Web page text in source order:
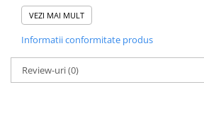
Versatilitate
a adăuga un accent special la mesele
creații handmade.
Cărlice decorative din lemn și fetru sunt o
pentru a adăuga un strop de farmec
VEZI MAI MULT
Informatii conformitate produs
Review-uri(0)